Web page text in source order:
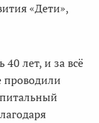
«Дети»,
лет, и за всё
проводили